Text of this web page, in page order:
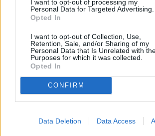
I want to opt-out of processing my
Personal Data for Targeted Advertising.
Opted In
I want to opt-out of Collection, Use,
Retention, Sale, and/or Sharing of my
Personal Data that Is Unrelated with
Purposes for which it was collected.
Opted In
CONFIRM
Data Deletion Data Access